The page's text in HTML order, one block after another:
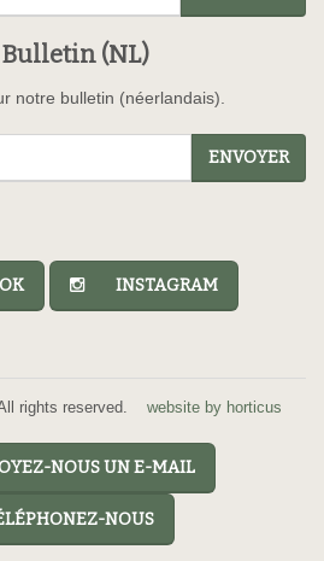
Bulletin (NL)
notre bulletin (néerlandais).
ENVOYER
INSTAGRAM
rights reserved. website by horticus
NOUS UN E-MAIL
NOUS